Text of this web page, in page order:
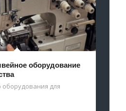
оборудование
для